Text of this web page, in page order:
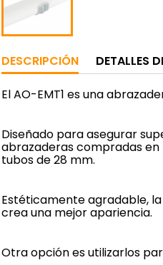
DESCRIPCIÓN DETALLES
El AO-EMT1 es una
Diseñado para asegurar
abrazaderas compradas
tubos de 28 mm.
Estéticamente agradable,
crea una mejor apariencia.
Otra opción es utilizarlos